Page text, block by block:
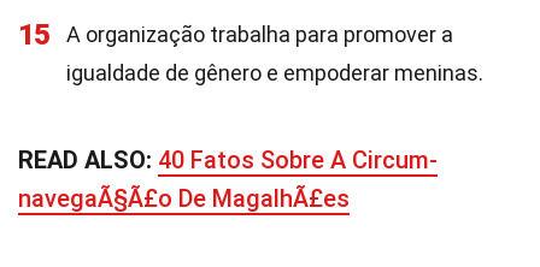
15
A organização trabalha para promover a
igualdade de gênero e empoderar meninas.
READ ALSO: 40 Fatos Sobre A Circum-
navegaÃ§Ã£o De MagalhÃ£es